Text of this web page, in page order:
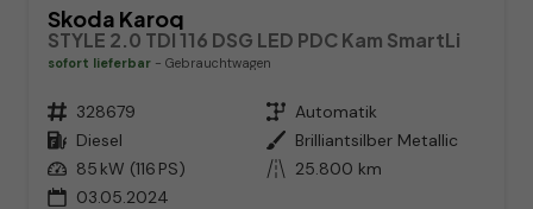
Skoda Karoq
STYLE 2.0 TDI 116 DSG LED PDC Kam SmartLi
sofort lieferbar Gebrauchtwagen
Fahrzeugnr. 328679 Getriebe Automatik
Kraftstoff Diesel Außenfarbe Brilliantsilber Metallic
Leistung 85 kW (116 PS) Kilometerstand 25.800 km
03.05.2024